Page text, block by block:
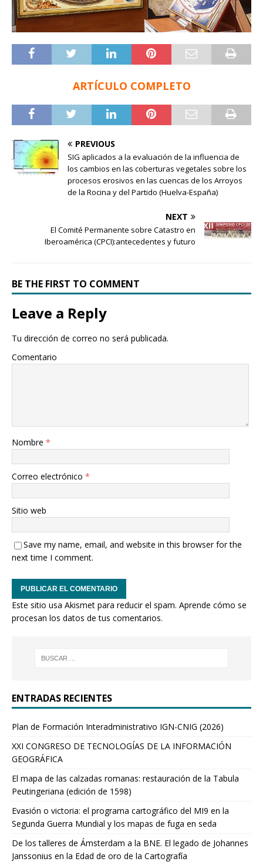
ARTÍCULO COMPLETO
PREVIOUS
SIG aplicados a la evaluación de la influencia de
los cambios en las coberturas vegetales sobre los
procesos erosivos en las cuencas de los Arroyos
de la Rocina y del Partido (Huelva-España)
NEXT
El Comité Permanente sobre Catastro en
Iberoamérica (CPCI):antecedentes y futuro
BE THE FIRST TO COMMENT
Leave a Reply
Tu dirección de correo no será publicada.
Comentario
Nombre *
Correo electrónico *
Sitio web
Save my name, email, and website in this browser for the
next time I comment.
Este sitio usa Akismet para reducir el spam. Aprende cómo se
procesan los datos de tus comentarios.
ENTRADAS RECIENTES
Plan de Formación Interadministrativo IGN-CNIG (2026)
XXI CONGRESO DE TECNOLOGÍAS DE LA INFORMACIÓN
GEOGRÁFICA
El mapa de las calzadas romanas: restauración de la Tabula
Peutingeriana (edición de 1598)
Evasión o victoria: el programa cartográfico del MI9 en la
Segunda Guerra Mundial y los mapas de fuga en seda
De los talleres de Ámsterdam a la BNE. El legado de Johannes
Janssonius en la Edad de oro de la Cartografía